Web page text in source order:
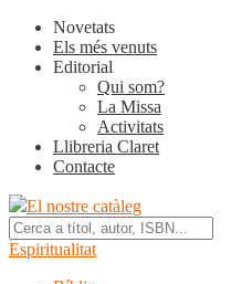
Novetats
Els més venuts
Editorial
Qui som?
La Missa
Activitats
Llibreria Claret
Contacte
El nostre catàleg
Espiritualitat